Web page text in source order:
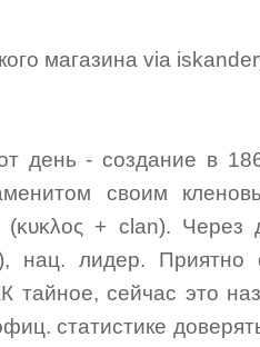
магазина via
день - создание в
своим
+ clan). Через
нац. лидер. Приятно
тайное, сейчас это
статистике